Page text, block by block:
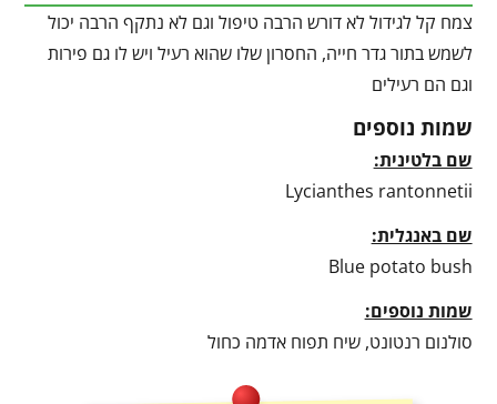
צמח קל לגידול לא דורש הרבה טיפול וגם לא נתקף הרבה יכול
לשמש בתור גדר חייה, החסרון שלו שהוא רעיל ויש לו גם פירות
וגם הם רעילים
שמות נוספים
שם בלטינית:
Lycianthes rantonnetii
שם באנגלית:
Blue potato bush
שמות נוספים:
סולנום רנטונט, שיח תפוח אדמה כחול